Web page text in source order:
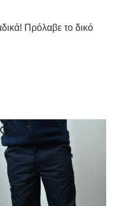
Πρόλαβε το δικό